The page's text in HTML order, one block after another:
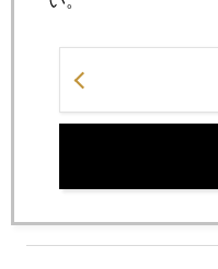
国内金小売価格１万円超え
2023年08月28日